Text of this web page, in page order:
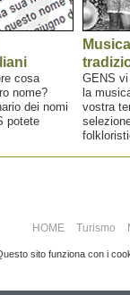
cosa
nome?
dei nomi
potete
Musica
GENS
la
vostra
HOME Turismo
sito funziona con i